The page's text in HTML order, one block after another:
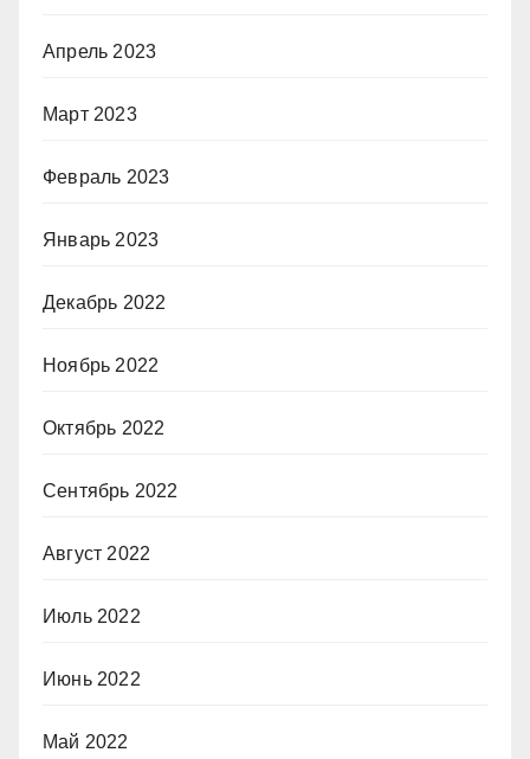
Апрель 2023
Март 2023
Февраль 2023
Январь 2023
Декабрь 2022
Ноябрь 2022
Октябрь 2022
Сентябрь 2022
Август 2022
Июль 2022
Июнь 2022
Май 2022